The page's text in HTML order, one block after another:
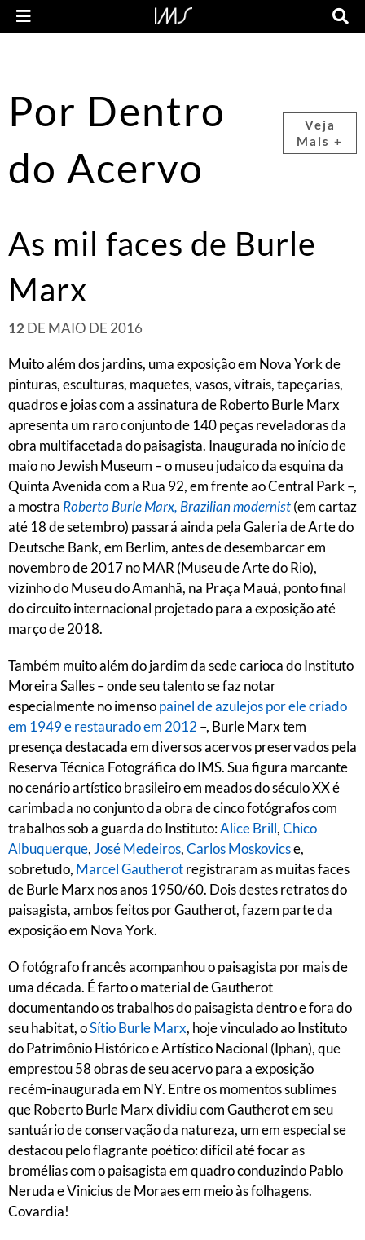
Por Dentro
do Acervo
Veja
Mais +
As mil faces de Burle
Marx
12 DE MAIO DE 2016
Muito além dos jardins, uma exposição em Nova York de
pinturas, esculturas, maquetes, vasos, vitrais, tapeçarias,
quadros e joias com a assinatura de Roberto Burle Marx
apresenta um raro conjunto de 140 peças reveladoras da
obra multifacetada do paisagista. Inaugurada no início de
maio no Jewish Museum – o museu judaico da esquina da
Quinta Avenida com a Rua 92, em frente ao Central Park –,
a mostra Roberto Burle Marx, Brazilian modernist(em cartaz
até 18 de setembro) passará ainda pela Galeria de Arte do
Deutsche Bank, em Berlim, antes de desembarcar em
novembro de 2017 no MAR (Museu de Arte do Rio),
vizinho do Museu do Amanhã, na Praça Mauá, ponto final
do circuito internacional projetado para a exposição até
março de 2018.
Também muito além do jardim da sede carioca do Instituto
Moreira Salles – onde seu talento se faz notar
especialmente no imensopainel de azulejos por ele criado
em 1949 e restaurado em 2012 –, Burle Marx tem
presença destacada em diversos acervos preservados pela
Reserva Técnica Fotográfica do IMS. Sua figura marcante
no cenário artístico brasileiro em meados do século XX é
carimbada no conjunto da obra de cinco fotógrafos com
trabalhos sob a guarda do Instituto:Alice Brill,Chico
Albuquerque, José Medeiros,Carlos Moskovicse,
sobretudo, Marcel Gautherotregistraram as muitas faces
de Burle Marx nos anos 1950/60. Dois destes retratos do
paisagista, ambos feitos por Gautherot, fazem parte da
exposição em Nova York.
O fotógrafo francês acompanhou o paisagista por mais de
uma década. É farto o material de Gautherot
documentando os trabalhos do paisagista dentro e fora do
seu habitat, oSítio Burle Marx, hoje vinculado ao Instituto
do Patrimônio Histórico e Artístico Nacional (Iphan), que
emprestou 58 obras de seu acervo para a exposição
recém-inaugurada em NY. Entre os momentos sublimes
que Roberto Burle Marx dividiu com Gautherot em seu
santuário de conservação da natureza, um em especial se
destacou pelo flagrante poético: difícil até focar as
bromélias com o paisagista em quadro conduzindo Pablo
Neruda e Vinicius de Moraes em meio às folhagens.
Covardia!